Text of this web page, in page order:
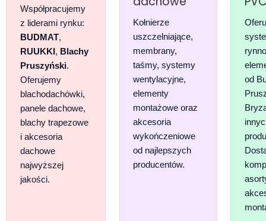
Współpracujemy
z liderami rynku:
BUDMAT,
RUUKKI, Blachy
Pruszyński.
Oferujemy
blachodachówki,
panele dachowe,
blachy trapezowe
i akcesoria
dachowe
najwyższej
jakości.
Kołnierze
uszczelniające,
membrany,
taśmy, systemy
wentylacyjne,
elementy
montażowe oraz
akcesoria
wykończeniowe
od najlepszych
producentów.
od